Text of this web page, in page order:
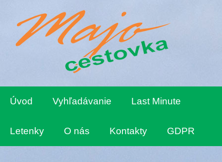
Úvod Vyhľadávanie Last Minute
Letenky O nás Kontakty GDPR